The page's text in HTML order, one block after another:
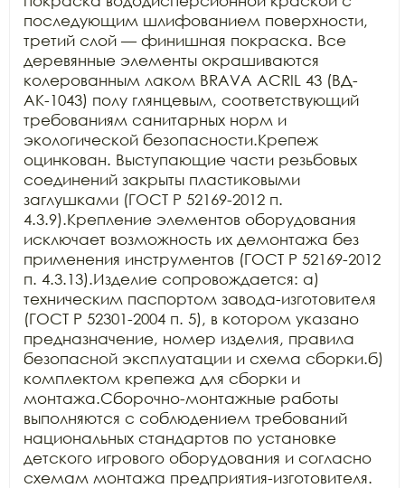
последующим шлифованием поверхности,
третий слой — финишная покраска. Все
деревянные элементы окрашиваются
колерованным лаком BRAVA ACRIL 43 (ВД-
АК-1043) полу глянцевым, соответствующий
требованиям санитарных норм и
экологической безопасности.Крепеж
оцинкован. Выступающие части резьбовых
соединений закрыты пластиковыми
заглушками (ГОСТ Р 52169-2012 п.
4.3.9).Крепление элементов оборудования
исключает возможность их демонтажа без
применения инструментов (ГОСТ Р 52169-2012
п. 4.3.13).Изделие сопровождается: а)
техническим паспортом завода-изготовителя
(ГОСТ Р 52301-2004 п. 5), в котором указано
предназначение, номер изделия, правила
безопасной эксплуатации и схема сборки.б)
комплектом крепежа для сборки и
монтажа.Сборочно-монтажные работы
выполняются с соблюдением требований
национальных стандартов по установке
детского игрового оборудования и согласно
схемам монтажа предприятия-изготовителя.